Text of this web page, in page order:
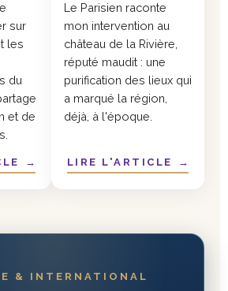
sur
les
du
et de
→
Le Parisien raconte
mon intervention au
château de la Rivière,
réputé maudit : une
purification des lieux qui
a marqué la région,
déjà, à l'époque.
LIRE L'ARTICLE →
& INTERNATIONAL